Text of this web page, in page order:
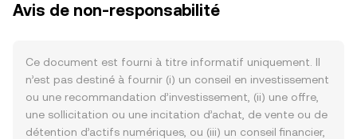
Avis de non-responsabilité
Ce document est fourni à titre informatif uniquement. Il
n’est pas destiné à fournir (i) un conseil en investissement
ou une recommandation d’investissement, (ii) une offre,
une sollicitation ou une incitation d’achat, de vente ou de
détention d’actifs numériques, ou (iii) un conseil financier,